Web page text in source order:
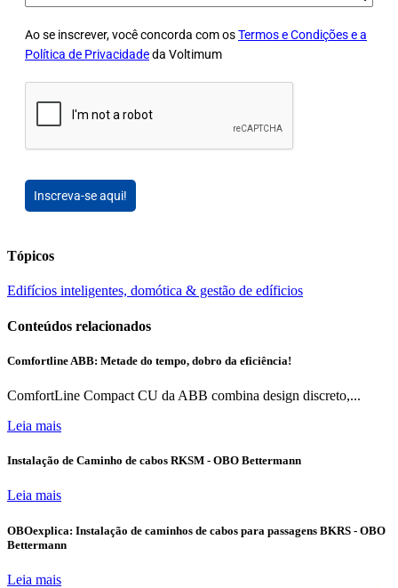
Ao se inscrever, você concorda com osTermos e Condições e a
Política de Privacidadeda Voltimum
Inscreva-se aqui!
Tópicos
Edifícios inteligentes, domótica & gestão de edíficios
Conteúdos relacionados
Comfortline ABB: Metade do tempo, dobro da eficiência!
ComfortLine Compact CU da ABB combina design discreto,...
Leia mais
Instalação de Caminho de cabos RKSM - OBO Bettermann
Leia mais
OBOexplica: Instalação de caminhos de cabos para passagens BKRS - OBO
Bettermann
Leia mais